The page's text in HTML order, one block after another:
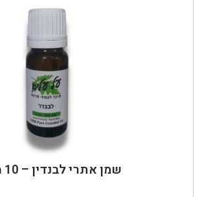
שמן אתרי לבנדין – 10 מ"ל